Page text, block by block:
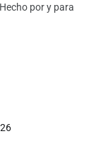
por y para